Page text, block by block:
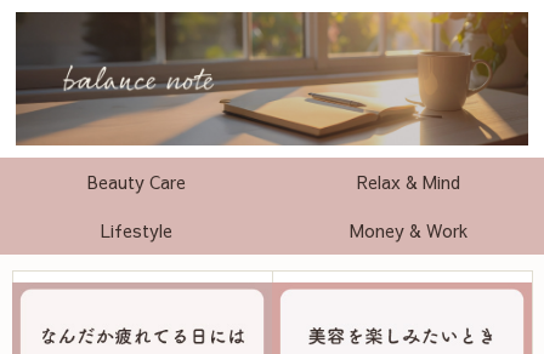
Beauty Care
Relax & Mind
Lifestyle
Money & Work